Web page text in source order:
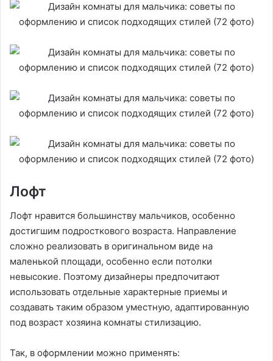
Лофт
Лофт нравится большинству мальчиков, особенно
достигшим подросткового возраста. Направление
сложно реализовать в оригинальном виде на
маленькой площади, особенно если потолки
невысокие. Поэтому дизайнеры предпочитают
использовать отдельные характерные приемы и
создавать таким образом уместную, адаптированную
под возраст хозяина комнаты стилизацию.
Так, в оформлении можно применять: